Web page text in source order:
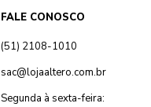
FALE CONOSCO
(51) 2108-1010
sac@lojaaltero.com.br
Segunda à sexta-feira: